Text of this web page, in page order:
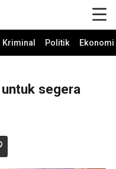
Kriminal Politik
segera